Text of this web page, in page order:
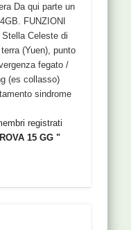
Da qui parte un
FUNZIONI
Celeste di
(Yuen), punto
fegato /
(es collasso)
sindrome
registrati
15 GG "